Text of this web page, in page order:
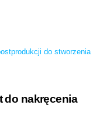
do stworzenia
do nakręcenia